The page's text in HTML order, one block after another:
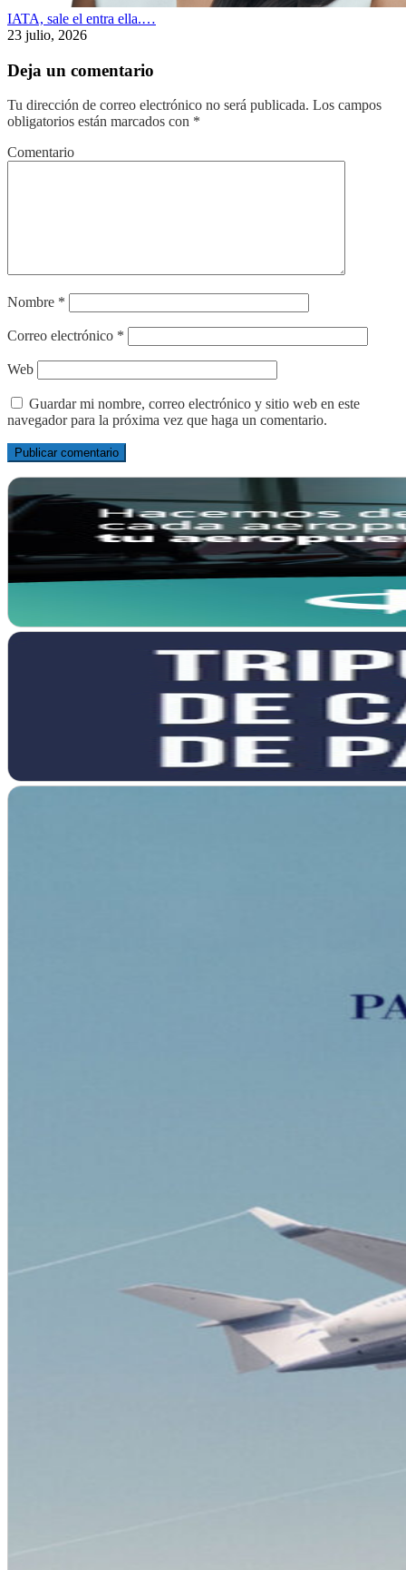
IATA, sale el entra ella.…
23 julio, 2026
Deja un comentario
Tu dirección de correo electrónico no será publicada. Los campos
obligatorios están marcados con *
Comentario
Nombre *
Correo electrónico *
Web
Guardar mi nombre, correo electrónico y sitio web en este
navegador para la próxima vez que haga un comentario.